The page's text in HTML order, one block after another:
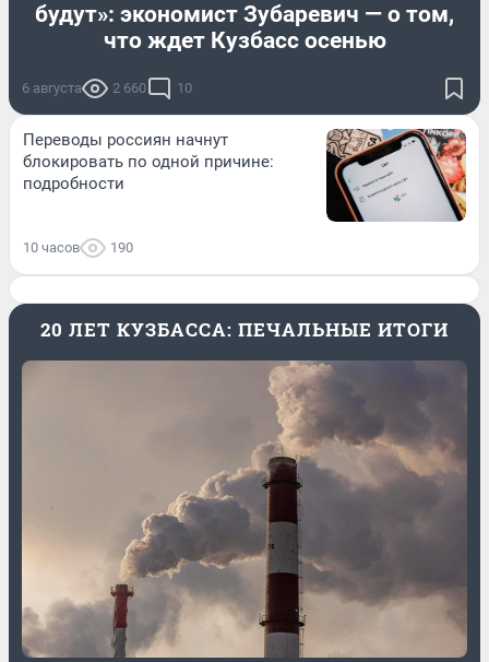
будут»: экономист Зубаревич — о том,
что ждет Кузбасс осенью
6 августа 2 660 10
Переводы россиян начнут
блокировать по одной причине:
подробности
10 часов 190
20 ЛЕТ КУЗБАССА: ПЕЧАЛЬНЫЕ ИТОГИ